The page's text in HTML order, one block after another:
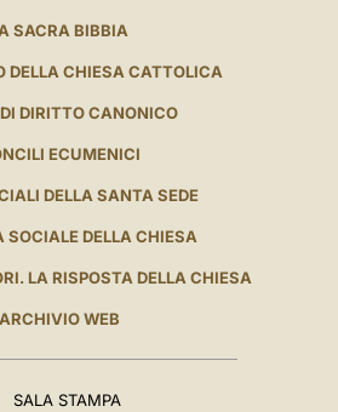
SACRA BIBBIA
DELLA CHIESA CATTOLICA
DIRITTO CANONICO
ECUMENICI
DELLA SANTA SEDE
SOCIALE DELLA CHIESA
LA RISPOSTA DELLA CHIESA
ARCHIVIO WEB
SALA STAMPA